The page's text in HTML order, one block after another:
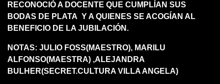
RECONOCIÓ A DOCENTE QUE CUMPLÍAN SUS
BODAS DE PLATA Y A QUIENES SE ACOGÍAN AL
BENEFICIO DE LA JUBILACIÓN.
NOTAS: JULIO FOSS(MAESTRO), MARILU
ALFONSO(MAESTRA) ,ALEJANDRA
BULHER(SECRET.CULTURA VILLA ANGELA)